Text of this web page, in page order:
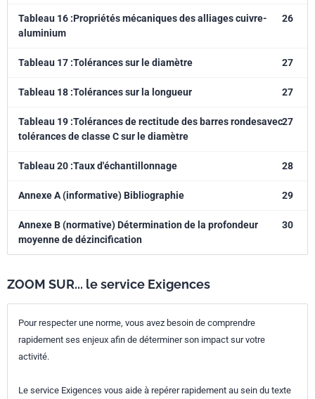
Tableau 16 :Propriétés mécaniques des alliages cuivre-
aluminium
26
Tableau 17 :Tolérances sur le diamètre 27
Tableau 18 :Tolérances sur la longueur 27
Tableau 19 :Tolérances de rectitude des barres rondesavec
tolérances de classe C sur le diamètre
27
Tableau 20 :Taux d'échantillonnage 28
Annexe A (informative) Bibliographie 29
Annexe B (normative) Détermination de la profondeur
moyenne de dézincification
30
ZOOM SUR... le service Exigences
Pour respecter une norme, vous avez besoin de comprendre
rapidement ses enjeux afin de déterminer son impact sur votre
activité.
Le service Exigences vous aide à repérer rapidement au sein du texte